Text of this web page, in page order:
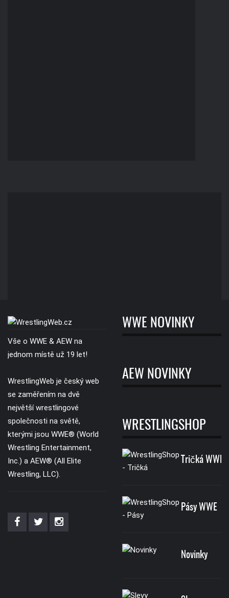
Vše o WWE & AEW na
jednom místě už 19 let!
WrestlingWeb je český web
se zaměřením na dvě
největší wrestlingové
společnosti na světě,
kterými jsou WWE® (World
Wrestling Entertainment,
Inc.) a AEW® (All Elite
Wrestling, LLC).
WWE NOVINKY
AEW NOVINKY
WRESTLINGSHOP
Tričká WWE
Pásy WWE
Novinky